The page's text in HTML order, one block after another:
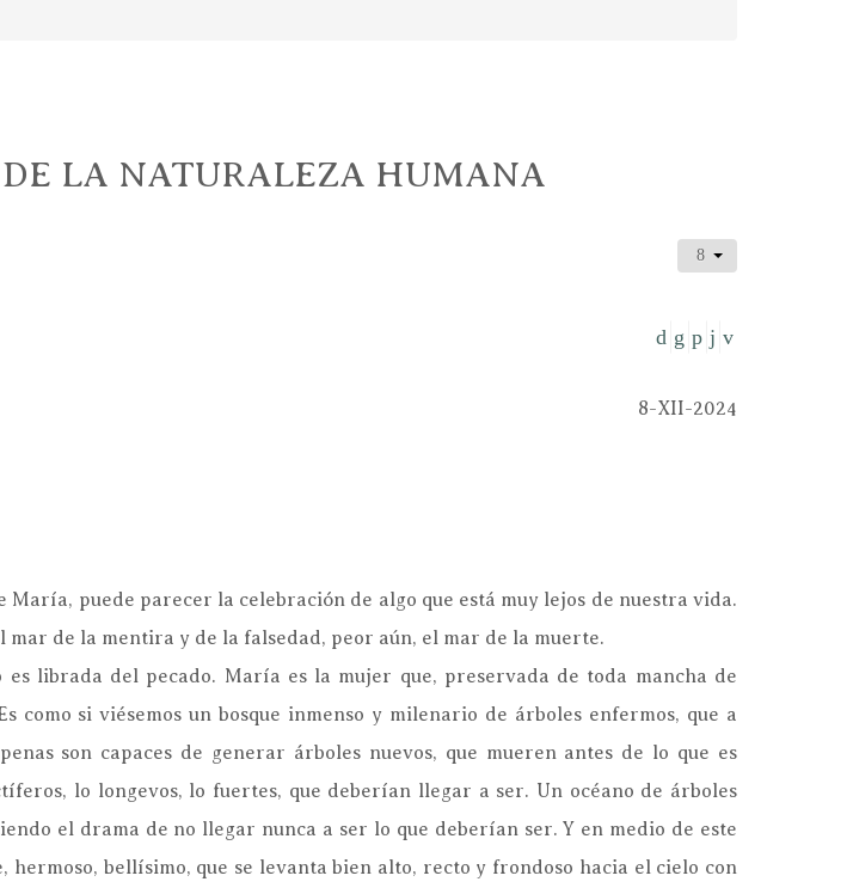
LA NATURALEZA HUMANA
8-XII-2024
puede parecer la celebración de algo que está muy lejos de nuestra vida.
de la mentira y de la falsedad, peor aún, el mar de la muerte.
librada del pecado. María es la mujer que, preservada de toda mancha de
como si viésemos un bosque inmenso y milenario de árboles enfermos, que a
son capaces de generar árboles nuevos, que mueren antes de lo que es
lo longevos, lo fuertes, que deberían llegar a ser. Un océano de árboles
el drama de no llegar nunca a ser lo que deberían ser. Y en medio de este
bellísimo, que se levanta bien alto, recto y frondoso hacia el cielo con